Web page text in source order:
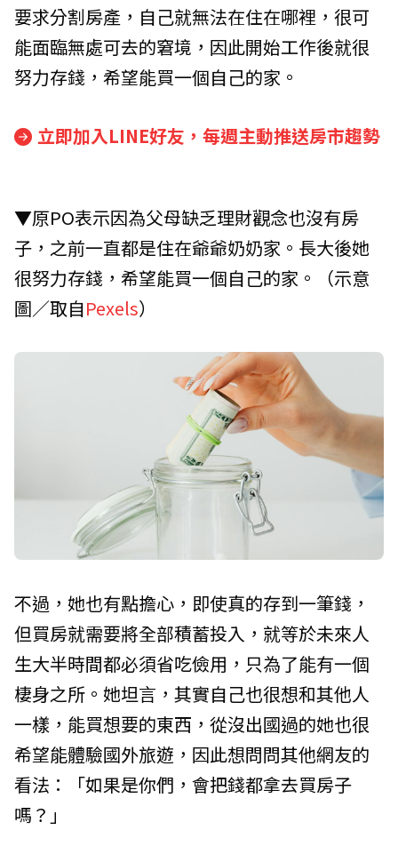
要求分割房產，自己就無法在住在哪裡，很可
能面臨無處可去的窘境，因此開始工作後就很
努力存錢，希望能買一個自己的家。
立即加入LINE好友，每週主動推送房市趨勢
▼原PO表示因為父母缺乏理財觀念也沒有房
子，之前一直都是住在爺爺奶奶家。長大後她
很努力存錢，希望能買一個自己的家。（示意
圖／取自Pexels）
不過，她也有點擔心，即使真的存到一筆錢，
但買房就需要將全部積蓄投入，就等於未來人
生大半時間都必須省吃儉用，只為了能有一個
棲身之所。她坦言，其實自己也很想和其他人
一樣，能買想要的東西，從沒出國過的她也很
希望能體驗國外旅遊，因此想問問其他網友的
看法：「如果是你們，會把錢都拿去買房子
嗎？」